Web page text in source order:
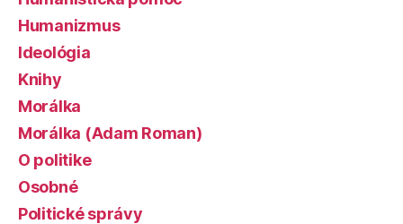
Humanizmus
Ideológia
Knihy
Morálka
Morálka (Adam Roman)
O politike
Osobné
Politické správy